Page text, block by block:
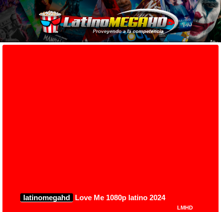
latinomegahd Love Me 1080p latino 2024
LMHD